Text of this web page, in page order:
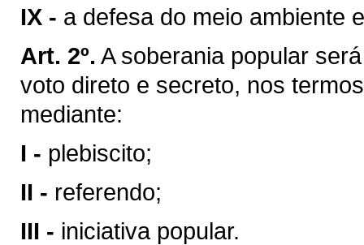
IX - a defesa do meio ambiente
Art. 2º. A soberania popular
voto direto e secreto, nos
mediante:
I - plebiscito;
II - referendo;
III - iniciativa popular.